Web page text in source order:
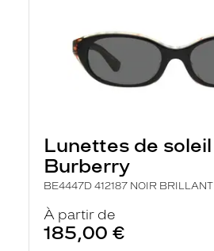
Lunettes de soleil
Burberry
BE4447D 412187 NOIR BRILLANT
À partir de
185,00 €